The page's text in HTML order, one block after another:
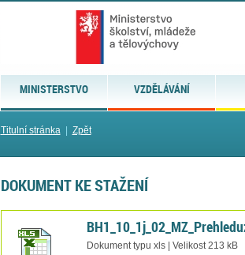
MINISTERSTVO VZDĚLÁVÁNÍ
Titulní stránka| Zpět
DOKUMENT KE STAŽENÍ
Dokument typu xls | Velikost 213 kB